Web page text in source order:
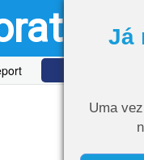
Já
Uma